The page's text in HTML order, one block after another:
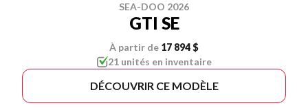
SEA-DOO 2026
GTI SE
À partir de 17 894 $
21 unités en inventaire
DÉCOUVRIR CE MODÈLE